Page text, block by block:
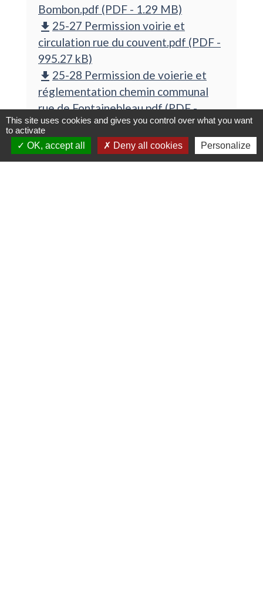
Bombon.pdf (PDF - 1.29 MB)
file_download 25-27 Permission voirie et
circulation rue du couvent.pdf (PDF -
995.27 kB)
file_download 25-28 Permission de voierie et
réglementation chemin communal
rue de Fontainebleau.pdf (PDF -
743.78 kB)
This site uses cookies and gives you control over what you want
to activate
OK, accept all
Deny all cookies Personalize